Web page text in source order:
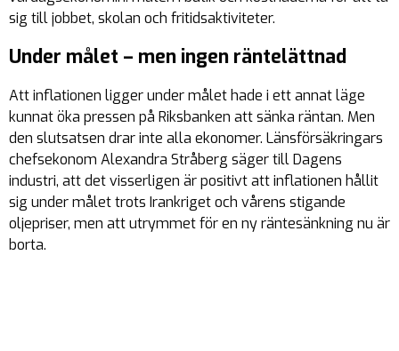
sig till jobbet, skolan och fritidsaktiviteter.
Under målet – men ingen räntelättnad
Att inflationen ligger under målet hade i ett annat läge
kunnat öka pressen på Riksbanken att sänka räntan. Men
den slutsatsen drar inte alla ekonomer. Länsförsäkringars
chefsekonom Alexandra Stråberg säger till Dagens
industri, att det visserligen är positivt att inflationen hållit
sig under målet trots Irankriget och vårens stigande
oljepriser, men att utrymmet för en ny räntesänkning nu är
borta.